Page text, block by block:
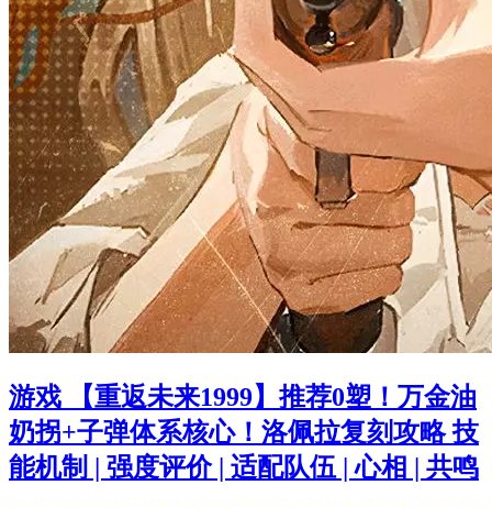
游戏 【重返未来1999】推荐0塑！万金油
奶拐+子弹体系核心！洛佩拉复刻攻略 技
能机制 | 强度评价 | 适配队伍 | 心相 | 共鸣